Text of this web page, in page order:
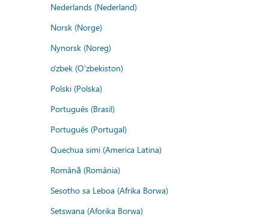
Nederlands (Nederland)
Norsk (Norge)
Nynorsk (Noreg)
o'zbek (O'zbekiston)
Polski (Polska)
Português (Brasil)
Português (Portugal)
Quechua simi (America Latina)
Română (România)
Sesotho sa Leboa (Afrika Borwa)
Setswana (Aforika Borwa)